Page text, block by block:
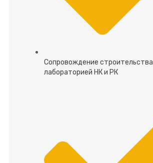
Сопровождение строительства
лабораторией НК и РК